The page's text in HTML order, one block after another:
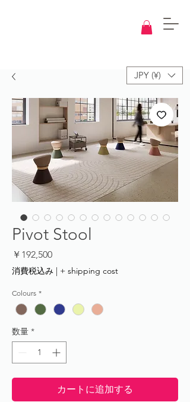
Pivot Stool
￥192,500価
格
消費税込み | + shipping cost
Colours *
数量 *
カートに追加する
JPY (¥)